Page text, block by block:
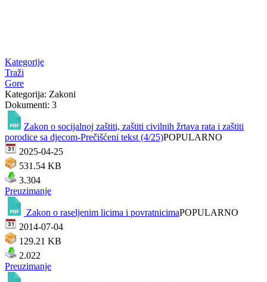
Kategorije
Traži
Gore
Kategorija: Zakoni
Dokumenti: 3
Zakon o socijalnoj zaštiti, zaštiti civilnih žrtava rata i zaštiti
porodice sa djecom-Prečišćeni tekst (4/25)POPULARNO
2025-04-25
531.54 KB
3.304
Preuzimanje
Zakon o raseljenim licima i povratnicimaPOPULARNO
2014-07-04
129.21 KB
2.022
Preuzimanje